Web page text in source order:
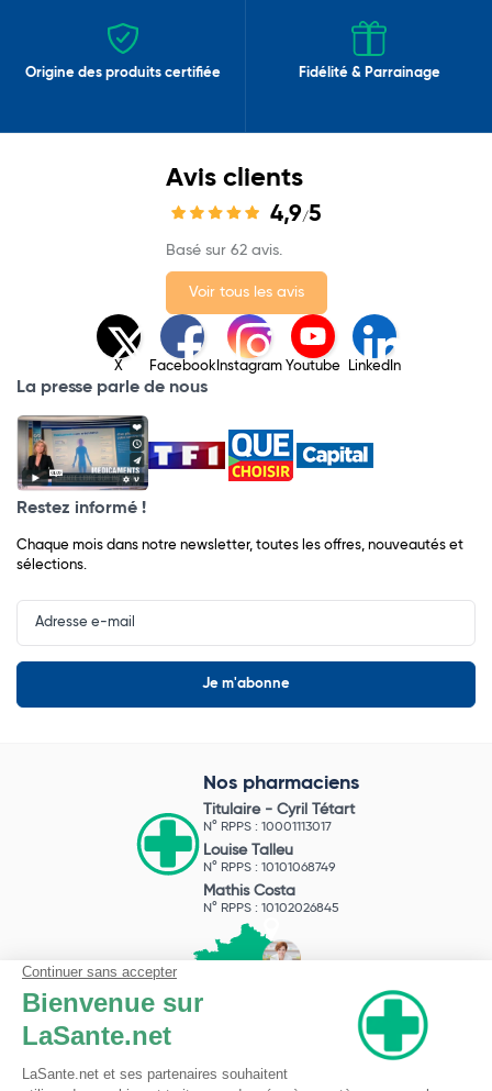
Origine des produits certifiée Fidélité & Parrainage
Avis clients
4,9/5
Basé sur 62 avis.
Voir tous les avis
X Facebook Instagram Youtube LinkedIn
La presse parle de nous
Restez informé !
Chaque mois dans notre newsletter, toutes les offres, nouveautés et
sélections.
Input
Newsletter
Nos pharmaciens
Titulaire - Cyril Tétart
N° RPPS : 10001113017
Louise Talleu
N° RPPS : 10101068749
Mathis Costa
N° RPPS : 10102026845
Pharmacie du Bizet
Licence ARS : 590009874